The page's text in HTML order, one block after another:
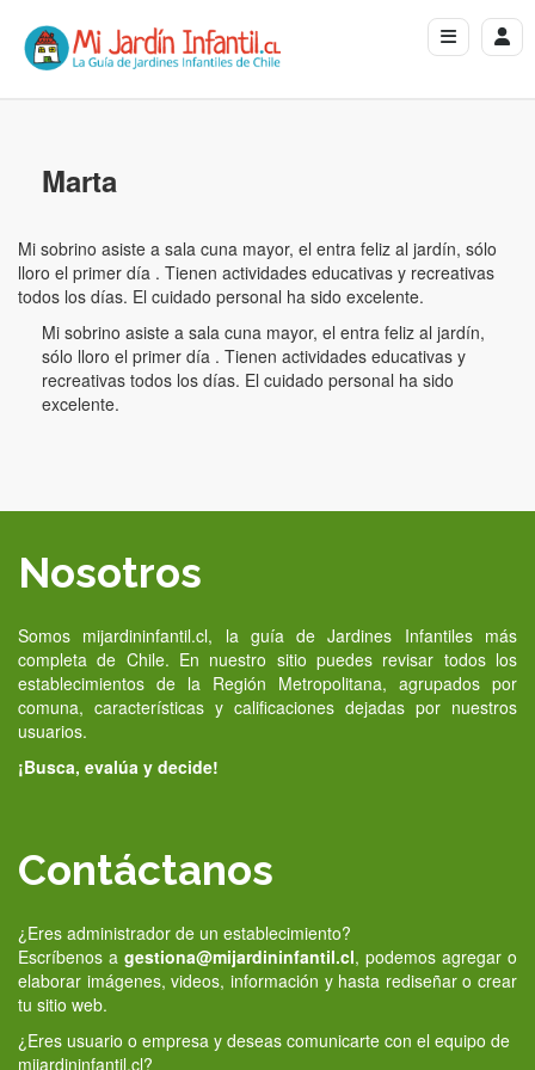
Marta
Mi sobrino asiste a sala cuna mayor, el entra feliz al jardín, sólo
lloro el primer día . Tienen actividades educativas y recreativas
todos los días. El cuidado personal ha sido excelente.
Mi sobrino asiste a sala cuna mayor, el entra feliz al jardín,
sólo lloro el primer día . Tienen actividades educativas y
recreativas todos los días. El cuidado personal ha sido
excelente.
Nosotros
Somos mijardininfantil.cl, la guía de Jardines Infantiles más
completa de Chile. En nuestro sitio puedes revisar todos los
establecimientos de la Región Metropolitana, agrupados por
comuna, características y calificaciones dejadas por nuestros
usuarios.
¡Busca, evalúa y decide!
Contáctanos
¿Eres administrador de un establecimiento?
Escríbenos a gestiona@mijardininfantil.cl, podemos agregar o
elaborar imágenes, videos, información y hasta rediseñar o crear
tu sitio web.
¿Eres usuario o empresa y deseas comunicarte con el equipo de
mijardininfantil.cl?